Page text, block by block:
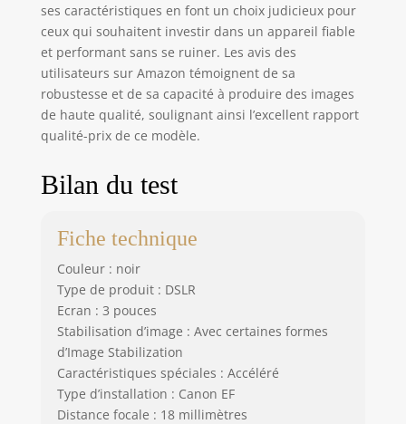
ses caractéristiques en font un choix judicieux pour
ceux qui souhaitent investir dans un appareil fiable
et performant sans se ruiner. Les avis des
utilisateurs sur Amazon témoignent de sa
robustesse et de sa capacité à produire des images
de haute qualité, soulignant ainsi l’excellent rapport
qualité-prix de ce modèle.
Bilan du test
Fiche technique
Couleur : noir
Type de produit : DSLR
Ecran : 3 pouces
Stabilisation d’image : Avec certaines formes
d’Image Stabilization
Caractéristiques spéciales : Accéléré
Type d’installation : Canon EF
Distance focale : 18 millimètres